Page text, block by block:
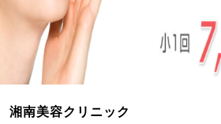
湘南美容クリニック